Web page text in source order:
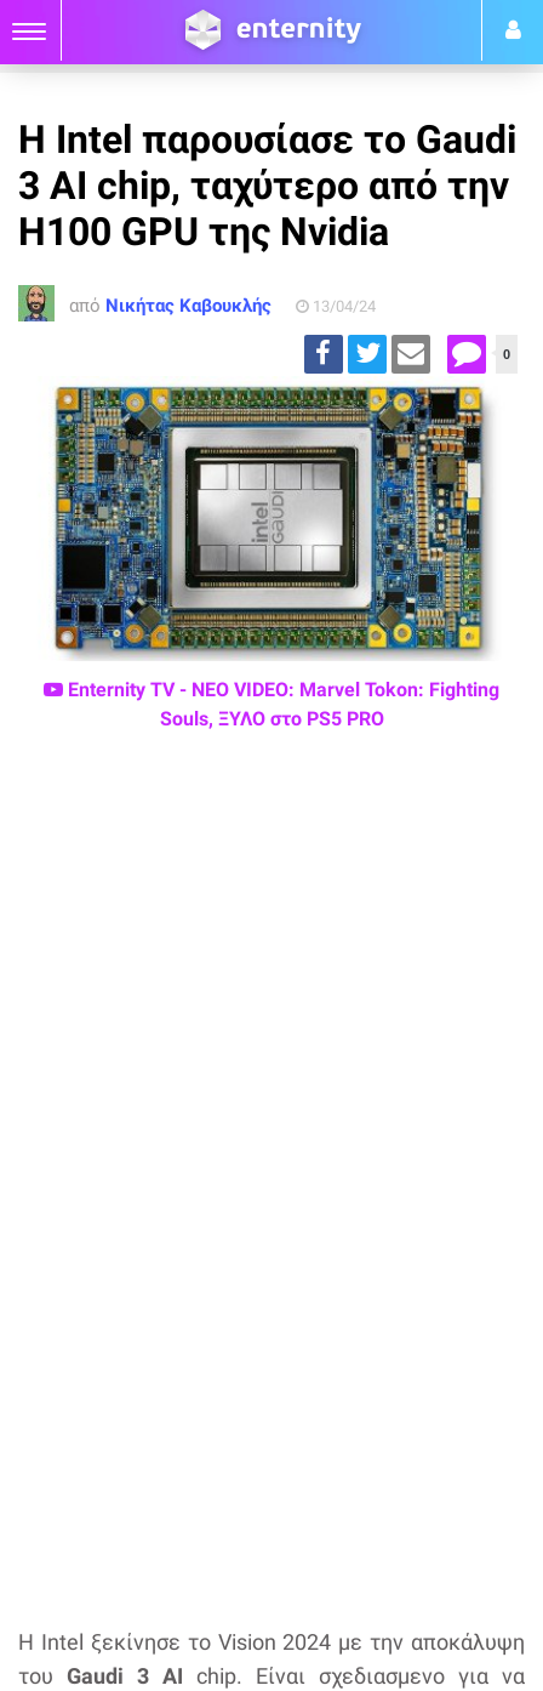
Η Intel παρουσίασε το Gaudi
3 AI chip, ταχύτερο από την
H100 GPU της Nvidia
από Νικήτας Καβουκλής 13/04/24
0
Enternity TV - ΝΕΟ VIDEO: Marvel Tokon: Fighting
Souls, ΞΥΛΟ στο PS5 PRO
Η Intel ξεκίνησε το Vision 2024 με την αποκάλυψη
του Gaudi 3 AI chip. Είναι σχεδιασμενο για να